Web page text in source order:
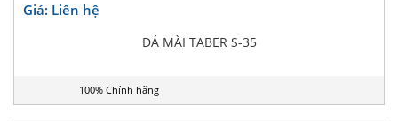
Giá: Liên hệ
ĐÁ MÀI TABER S-35
100% Chính hãng